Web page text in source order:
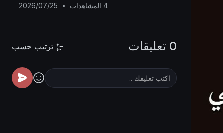
4 المشاهدات
•
2026/07/25
0 تعليقات ترتيب حسب